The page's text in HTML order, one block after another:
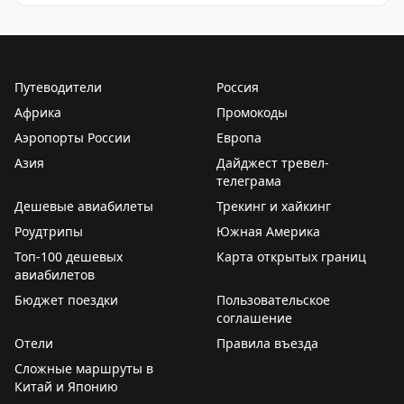
Путеводители
Россия
Африка
Промокоды
Аэропорты России
Европа
Азия
Дайджест тревел-
телеграма
Дешевые авиабилеты
Трекинг и хайкинг
Роудтрипы
Южная Америка
Топ-100 дешевых
авиабилетов
Карта открытых границ
Бюджет поездки
Пользовательское
соглашение
Отели
Правила въезда
Сложные маршруты в
Китай и Японию